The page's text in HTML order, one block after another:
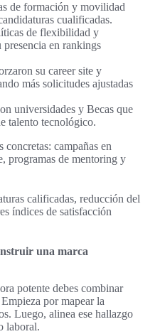
de formación y movilidad
cualificadas.
de flexibilidad y
en rankings
su career site y
más solicitudes ajustadas
universidades y Becas que
talento tecnológico.
concretas: campañas en
programas de mentoring y
calificadas, reducción del
índices de satisfacción
una marca
potente debes combinar
por mapear la
Luego, alinea ese hallazgo
laboral.